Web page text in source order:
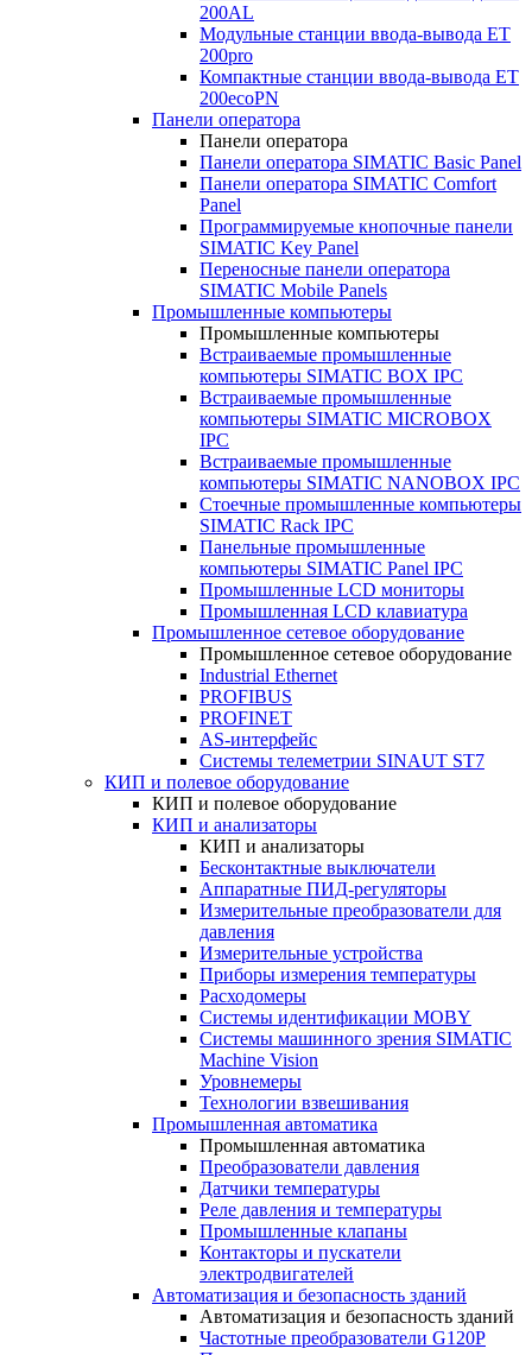
200AL
Модульные станции ввода-вывода ET
200pro
Компактные станции ввода-вывода ET
200ecoPN
Панели оператора
Панели оператора
Панели оператора SIMATIC Basic Panel
Панели оператора SIMATIC Comfort
Panel
Программируемые кнопочные панели
SIMATIC Key Panel
Переносные панели оператора
SIMATIC Mobile Panels
Промышленные компьютеры
Промышленные компьютеры
Встраиваемые промышленные
компьютеры SIMATIC BOX IPC
Встраиваемые промышленные
компьютеры SIMATIC MICROBOX
IPC
Встраиваемые промышленные
компьютеры SIMATIC NANOBOX IPC
Стоечные промышленные компьютеры
SIMATIC Rack IPC
Панельные промышленные
компьютеры SIMATIC Panel IPC
Промышленные LCD мониторы
Промышленная LCD клавиатура
Промышленное сетевое оборудование
Промышленное сетевое оборудование
Industrial Ethernet
PROFIBUS
PROFINET
AS-интерфейс
Системы телеметрии SINAUT ST7
КИП и полевое оборудование
КИП и полевое оборудование
КИП и анализаторы
КИП и анализаторы
Бесконтактные выключатели
Аппаратные ПИД-регуляторы
Измерительные преобразователи для
давления
Измерительные устройства
Приборы измерения температуры
Расходомеры
Системы идентификации MOBY
Системы машинного зрения SIMATIC
Machine Vision
Уровнемеры
Технологии взвешивания
Промышленная автоматика
Промышленная автоматика
Преобразователи давления
Датчики температуры
Реле давления и температуры
Промышленные клапаны
Контакторы и пускатели
электродвигателей
Автоматизация и безопасность зданий
Автоматизация и безопасность зданий
Частотные преобразователи G120P